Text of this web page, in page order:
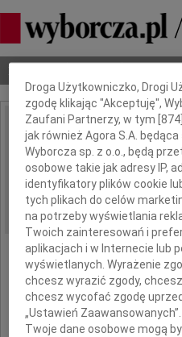
IMIĘ I NAZWISKO:
REGION:
DATA EMISJI: 09.06.2017
Z
Dbamy o Twoją prywatność
Droga Użytkowniczko, Drogi
zgodę klikając "Akceptuję",
Zaufani Partnerzy, w tym [874
jak również Agora S.A.
Wyborcza sp. z o.o., będą
osobowe takie jak adresy IP,
identyfikatory plików cookie
tych plikach do celów
na potrzeby wyświetlania
Twoich zainteresowań i
aplikacjach i w Internecie lub
wyświetlanych. Wyrażenie
chcesz wyrazić zgody,
chcesz wycofać zgodę
„Ustawień Zaawansowanych”.
Twoje dane osobowe mogą